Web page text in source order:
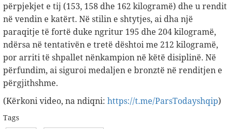
përpjekjet e tij (153, 158 dhe 162 kilogramë) dhe u rendit
në vendin e katërt. Në stilin e shtytjes, ai dha një
paraqitje të fortë duke ngritur 195 dhe 204 kilogramë,
ndërsa në tentativën e tretë dështoi me 212 kilogramë,
por arriti të shpallet nënkampion në këtë disiplinë. Në
përfundim, ai siguroi medaljen e bronztë në renditjen e
përgjithshme.
(Kërkoni video, na ndiqni: https://t.me/ParsTodayshqip)
Tags